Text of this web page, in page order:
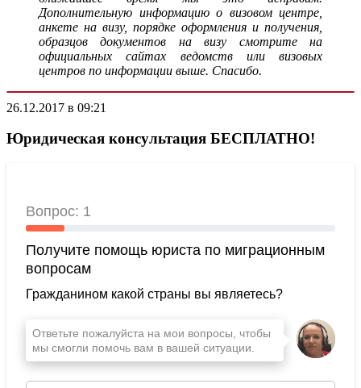
Дополнительную информацию о визовом центре,
анкете на визу, порядке оформления и получения,
образцов документов на визу смотрите на
официальных сайтах ведомств или визовых
центров по информации выше. Спасибо.
26.12.2017 в 09:21
Юридическая консультация БЕСПЛАТНО!